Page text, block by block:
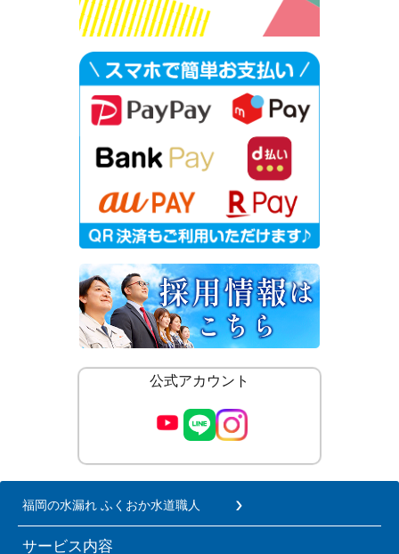
公式アカウント
福岡の水漏れ ふくおか水道職人
サービス内容